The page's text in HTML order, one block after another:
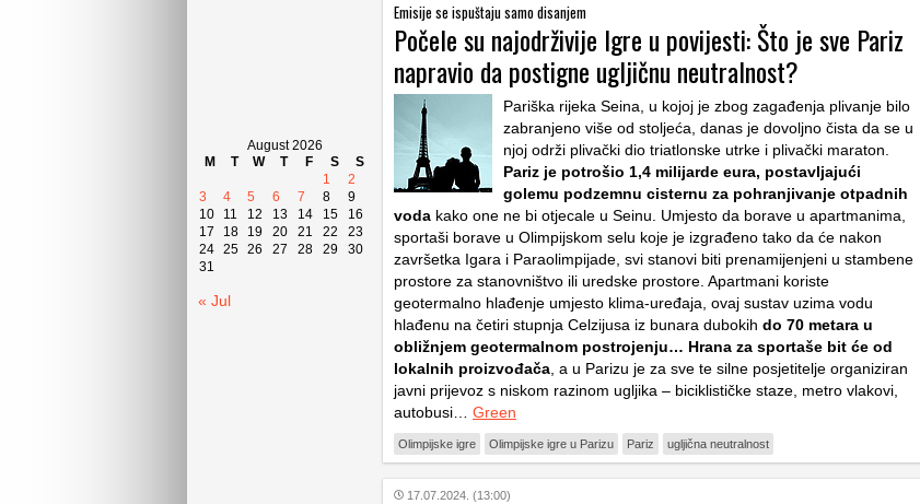
August 2026
M
T W T F S
S
1
2
3
4 5 6 7 8
9
10
11 12 13 14 15
16
17
18 19 20 21 22
23
24 25 26 27 28 29
30
31
« Jul
Emisije se ispuštaju samo disanjem
Počele su najodrživije Igre u povijesti: Što je sve Pariz
napravio da postigne ugljičnu neutralnost?
Pariška rijeka Seina, u kojoj je zbog zagađenja plivanje bilo
zabranjeno više od stoljeća, danas je dovoljno čista da se u
njoj održi plivački dio triatlonske utrke i plivački maraton.
Pariz je potrošio 1,4 milijarde eura, postavljajući
golemu podzemnu cisternu za pohranjivanje otpadnih
voda kako one ne bi otjecale u Seinu. Umjesto da borave u apartmanima,
sportaši borave u Olimpijskom selu koje je izgrađeno tako da će nakon
završetka Igara i Paraolimpijade, svi stanovi biti prenamijenjeni u stambene
prostore za stanovništvo ili uredske prostore. Apartmani koriste
geotermalno hlađenje umjesto klima-uređaja, ovaj sustav uzima vodu
hlađenu na četiri stupnja Celzijusa iz bunara dubokih do 70 metara u
obližnjem geotermalnom postrojenju… Hrana za sportaše bit će od
lokalnih proizvođača, a u Parizu je za sve te silne posjetitelje organiziran
javni prijevoz s niskom razinom ugljika – biciklističke staze, metro vlakovi,
autobusi… Green
Olimpijske igre Olimpijske igre u Parizu Pariz ugljična neutralnost
17.07.2024. (13:00)